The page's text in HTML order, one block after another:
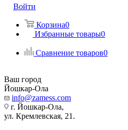
Войти
Корзина0
Избранные товары0
Сравнение товаров0
Ваш город
Йошкар-Ола
info@zamess.com
г. Йошкар-Ола,
ул. Кремлевская, 21.